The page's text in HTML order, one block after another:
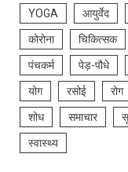
YOGA आयुर्वेद
कोरोना चिकित्सक
पंचकर्म पेड़-पौधे
योग रसोई रोग
शोध समाचार
स्वास्थ्य